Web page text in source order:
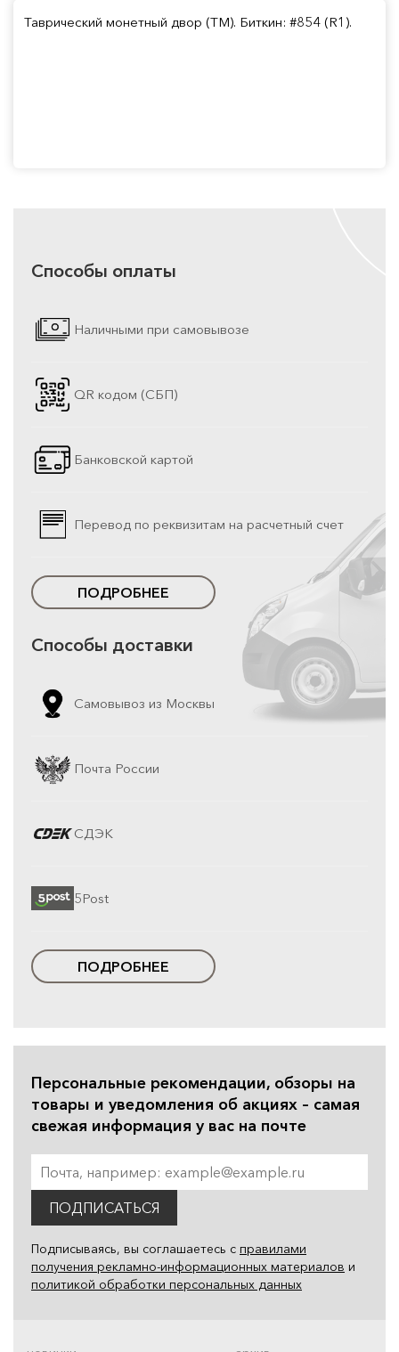
Таврический монетный двор (ТМ). Биткин: #854 (R1).
Способы оплаты
Наличными при самовывозе
QR кодом (СБП)
Банковской картой
Перевод по реквизитам на расчетный счет
ПОДРОБНЕЕ
Способы доставки
Самовывоз из Москвы
Почта России
СДЭК
5Post
ПОДРОБНЕЕ
Персональные рекомендации, обзоры на
товары и уведомления об акциях – самая
свежая информация у вас на почте
ПОДПИСАТЬСЯ
Подписываясь, вы соглашаетесь с правилами
получения рекламно-информационных материалов и
политикой обработки персональных данных